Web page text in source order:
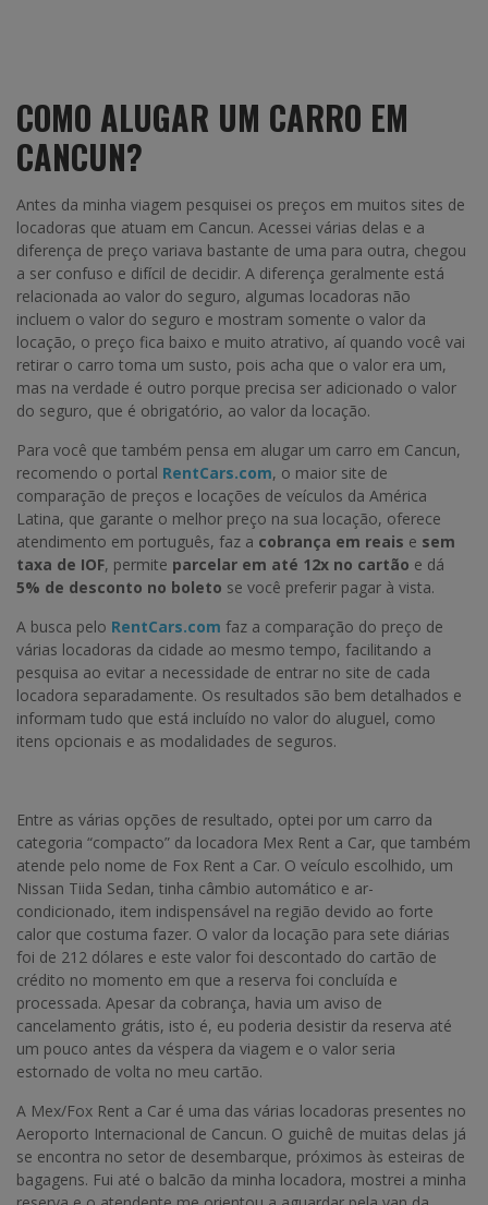
COMO ALUGAR UM CARRO EM
CANCUN?
Antes da minha viagem pesquisei os preços em muitos sites de
locadoras que atuam em Cancun. Acessei várias delas e a
diferença de preço variava bastante de uma para outra, chegou
a ser confuso e difícil de decidir. A diferença geralmente está
relacionada ao valor do seguro, algumas locadoras não
incluem o valor do seguro e mostram somente o valor da
locação, o preço fica baixo e muito atrativo, aí quando você vai
retirar o carro toma um susto, pois acha que o valor era um,
mas na verdade é outro porque precisa ser adicionado o valor
do seguro, que é obrigatório, ao valor da locação.
Para você que também pensa em alugar um carro em Cancun,
recomendo o portal RentCars.com, o maior site de
comparação de preços e locações de veículos da América
Latina, que garante o melhor preço na sua locação, oferece
atendimento em português, faz a cobrança em reais e sem
taxa de IOF, permite parcelar em até 12x no cartão e dá
5% de desconto no boleto se você preferir pagar à vista.
A busca pelo RentCars.com faz a comparação do preço de
várias locadoras da cidade ao mesmo tempo, facilitando a
pesquisa ao evitar a necessidade de entrar no site de cada
locadora separadamente. Os resultados são bem detalhados e
informam tudo que está incluído no valor do aluguel, como
itens opcionais e as modalidades de seguros.
Entre as várias opções de resultado, optei por um carro da
categoria “compacto” da locadora Mex Rent a Car, que também
atende pelo nome de Fox Rent a Car. O veículo escolhido, um
Nissan Tiida Sedan, tinha câmbio automático e ar-
condicionado, item indispensável na região devido ao forte
calor que costuma fazer. O valor da locação para sete diárias
foi de 212 dólares e este valor foi descontado do cartão de
crédito no momento em que a reserva foi concluída e
processada. Apesar da cobrança, havia um aviso de
cancelamento grátis, isto é, eu poderia desistir da reserva até
um pouco antes da véspera da viagem e o valor seria
estornado de volta no meu cartão.
A Mex/Fox Rent a Car é uma das várias locadoras presentes no
Aeroporto Internacional de Cancun. O guichê de muitas delas já
se encontra no setor de desembarque, próximos às esteiras de
bagagens. Fui até o balcão da minha locadora, mostrei a minha